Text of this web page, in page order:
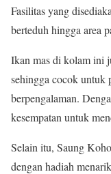
Fasilitas yang
berteduh hingga area
Ikan mas di kolam ini
sehingga cocok untuk
berpengalaman.
kesempatan untuk
Selain itu, Saung
dengan hadiah